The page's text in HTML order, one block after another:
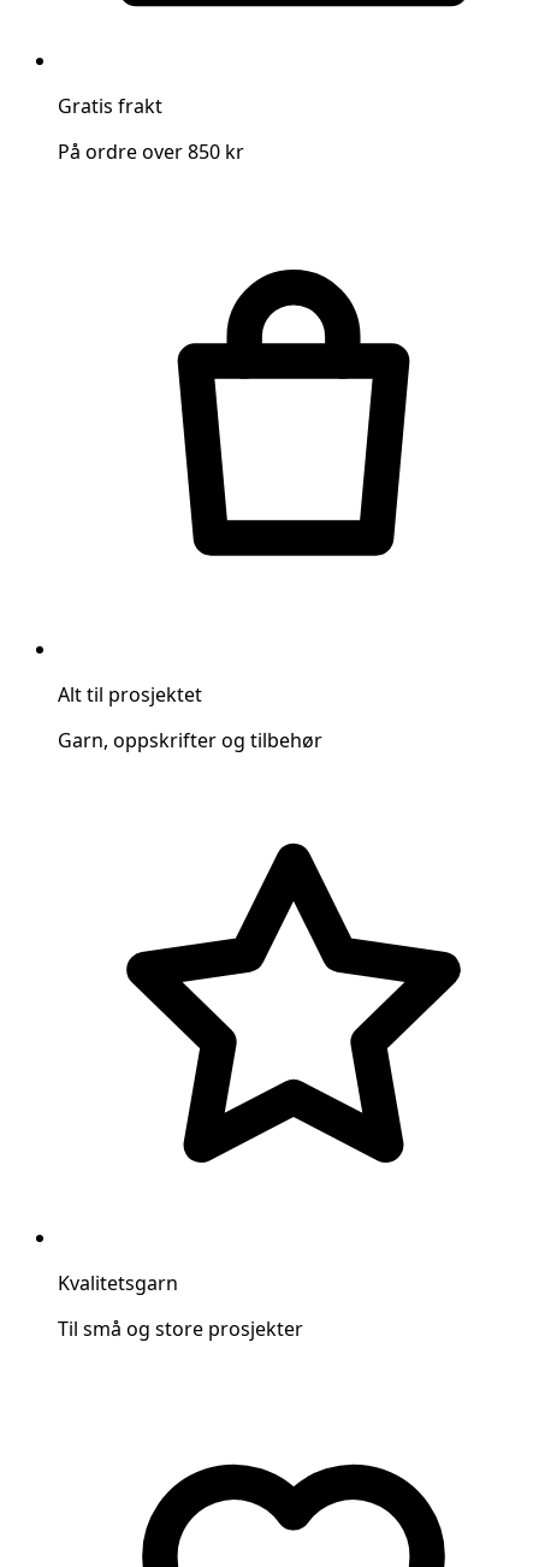
Gratis frakt
På ordre over 850 kr
Alt til prosjektet
Garn, oppskrifter og tilbehør
Kvalitetsgarn
Til små og store prosjekter